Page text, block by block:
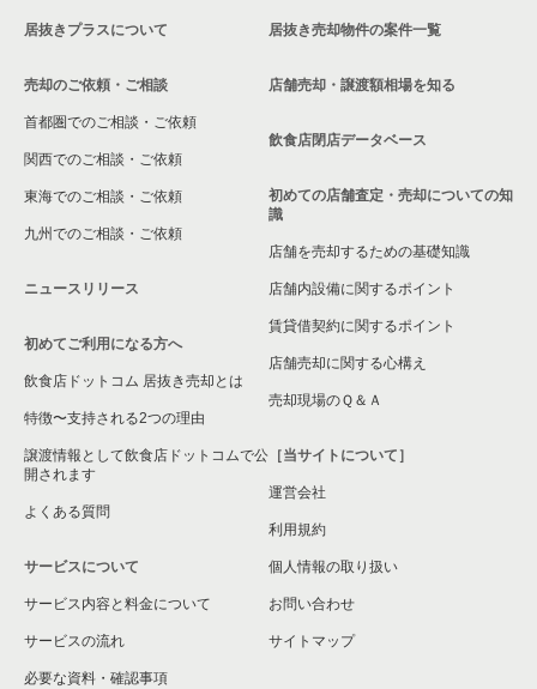
居抜きプラスについて
売却のご依頼・ご相談
首都圏でのご相談・ご依頼
関西でのご相談・ご依頼
東海でのご相談・ご依頼
九州でのご相談・ご依頼
ニュースリリース
初めてご利用になる方へ
飲食店ドットコム 居抜き売却とは
特徴〜支持される2つの理由
譲渡情報として飲食店ドットコムで公
開されます
よくある質問
サービスについて
サービス内容と料金について
サービスの流れ
必要な資料・確認事項
居抜き売却物件の案件一覧
店舗売却・譲渡額相場を知る
飲食店閉店データベース
初めての店舗査定・売却についての知
識
店舗を売却するための基礎知識
店舗内設備に関するポイント
賃貸借契約に関するポイント
店舗売却に関する心構え
売却現場のＱ＆Ａ
［当サイトについて］
運営会社
利用規約
個人情報の取り扱い
お問い合わせ
サイトマップ